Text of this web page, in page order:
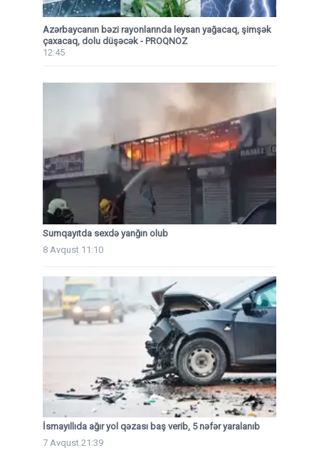
Azərbaycanın bəzi rayonlarında leysan yağacaq, şimşək
çaxacaq, dolu düşəcək - PROQNOZ
12:45
Sumqayıtda sexdə yanğın olub
8 Avqust 11:10
İsmayıllıda ağır yol qəzası baş verib, 5 nəfər yaralanıb
7 Avqust 21:39